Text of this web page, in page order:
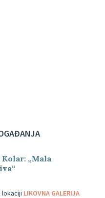
„Mala
lokaciji LIKOVNA GALERIJA